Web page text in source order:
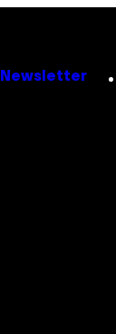
Newsletter